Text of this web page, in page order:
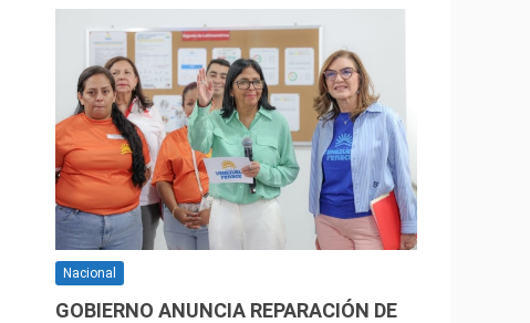
Nacional
GOBIERNO ANUNCIA REPARACIÓN DE